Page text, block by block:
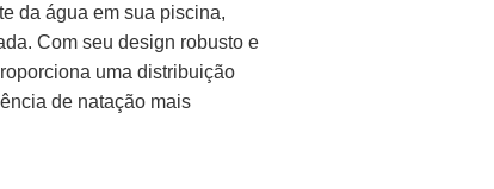
da água em sua piscina,
Com seu design robusto e
uma distribuição
de natação mais